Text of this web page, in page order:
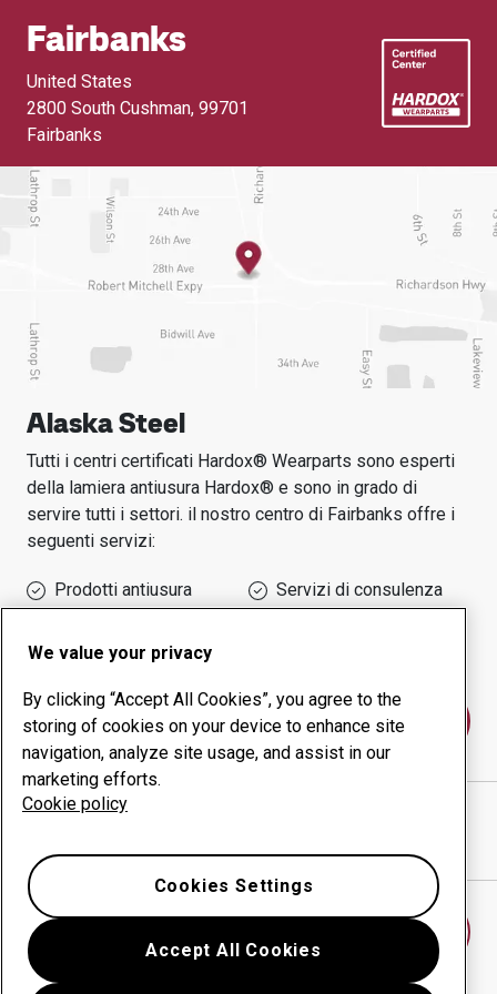
Fairbanks
United States
2800 South Cushman, 99701
Fairbanks
Alaska Steel
Tutti i centri certificati Hardox® Wearparts sono esperti
della lamiera antiusura Hardox® e sono in grado di
servire tutti i settori. il nostro centro di Fairbanks offre i
seguenti servizi:
Prodotti antiusura
Servizi di consulenza
produttività
Contattaci
Alaska Steel
We value your privacy
By clicking “Accept All Cookies”, you agree to the
storing of cookies on your device to enhance site
navigation, analyze site usage, and assist in our
marketing efforts.
Cookie policy
Accept All Cookies
Cookies Settings